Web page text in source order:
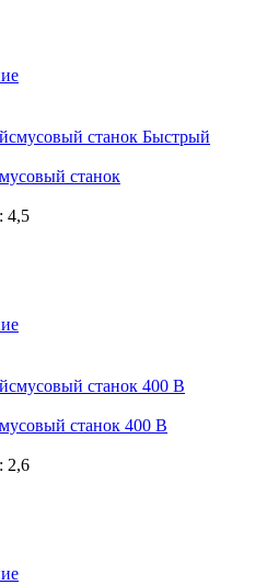
Быстрый
станок
: 4,5
станок 400 В
: 2,6